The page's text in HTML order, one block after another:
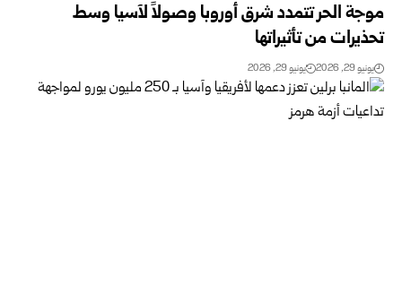
موجة الحر تتمدد شرق أوروبا وصولاً لآسيا وسط
تحذيرات من تأثيراتها
يونيو 29, 2026 يونيو 29, 2026